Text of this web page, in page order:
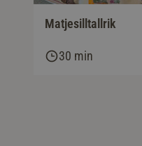
Matjesilltallrik
30 min